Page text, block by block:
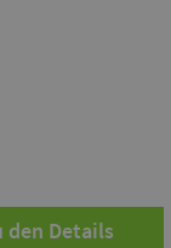
den Details